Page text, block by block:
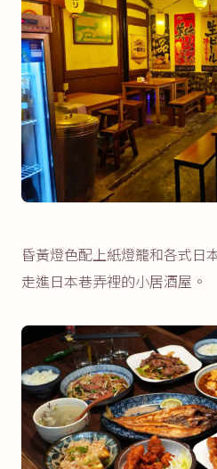
昏黃燈色配上紙燈籠和各式日
走進日本巷弄裡的小居酒屋。